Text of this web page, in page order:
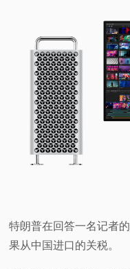
验
特朗普在回答一名记者
果从中国进口的关税。